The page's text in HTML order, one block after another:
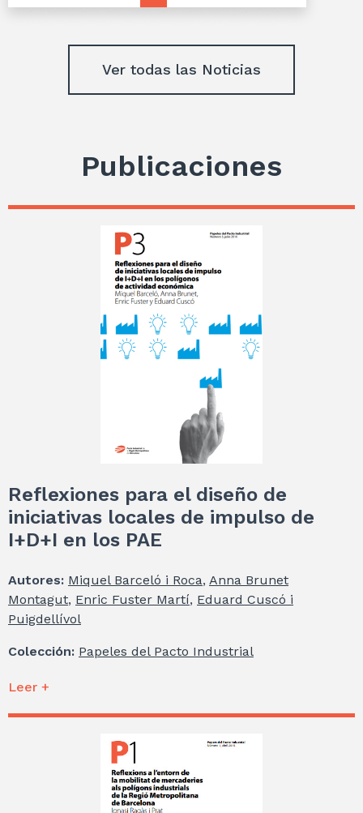
Ver todas las Noticias
Publicaciones
Reflexiones para el diseño de
iniciativas locales de impulso de
I+D+I en los PAE
Autores: Miquel Barceló i Roca, Anna Brunet
Montagut, Enric Fuster Martí, Eduard Cuscó i
Puigdellívol
Colección: Papeles del Pacto Industrial
Leer +